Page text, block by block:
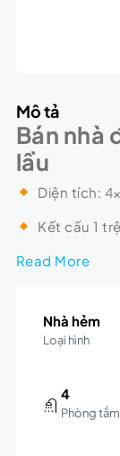
Mô tả
Bán nhà
lầu
Diện tích:
Kết cấu 1
Read More
Nhà hẻm
Loại hình
4
Phòng tắm